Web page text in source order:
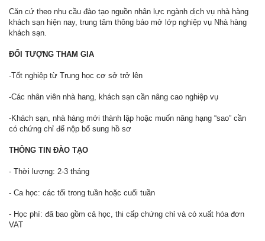
Căn cứ theo nhu cầu đào tạo nguồn nhân lực ngành dịch vụ nhà hàng
khách sạn hiện nay, trung tâm thông báo mở lớp nghiệp vụ Nhà hàng
khách sạn.
ĐỐI TƯỢNG THAM GIA
-Tốt nghiệp từ Trung học cơ sở trở lên
-Các nhân viên nhà hang, khách sạn cần nâng cao nghiệp vụ
-Khách sạn, nhà hàng mới thành lập hoặc muốn nâng hạng “sao” cần
có chứng chỉ để nộp bổ sung hồ sơ
THÔNG TIN ĐÀO TẠO
- Thời lượng: 2-3 tháng
- Ca học: các tối trong tuần hoặc cuối tuần
- Học phí: đã bao gồm cả học, thi cấp chứng chỉ và có xuất hóa đơn
VAT